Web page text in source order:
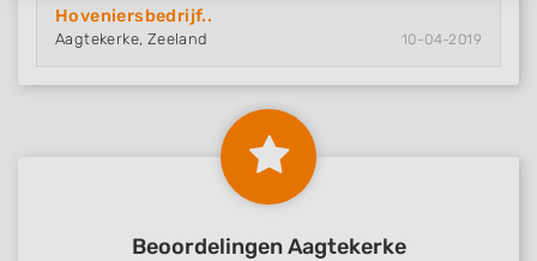
Hoveniersbedrijf..
Aagtekerke, Zeeland 10-04-2019
Beoordelingen Aagtekerke